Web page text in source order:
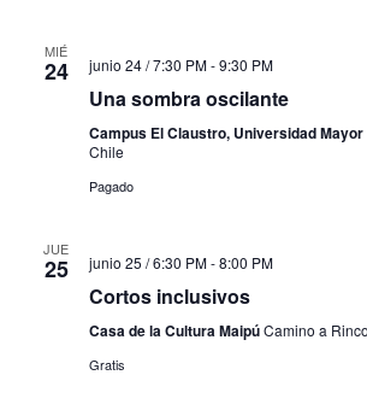
MIÉ
24 junio 24 / 7:30 PM-9:30 PM
Una sombra oscilante
Campus El Claustro, Universidad Mayor
Chile
Pagado
JUE
25 junio 25 / 6:30 PM-8:00 PM
Cortos inclusivos
Casa de la Cultura MaipúCamino a
Gratis